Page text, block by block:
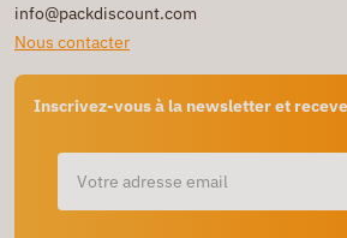
info@packdiscount.com
Nous contacter
Inscrivez-vous à la newsletter et